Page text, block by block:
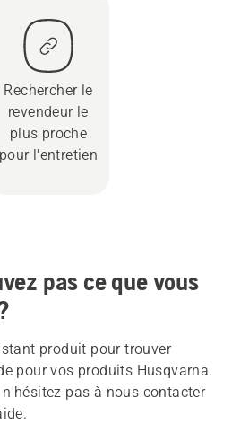
Rechercher le
revendeur le
plus proche
pour l'entretien
pas ce que vous
produit pour trouver
pour vos produits Husqvarna.
n'hésitez pas à nous contacter